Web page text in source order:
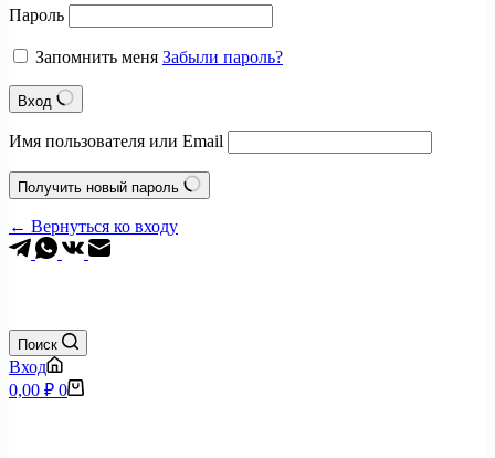
Пароль
Запомнить меня Забыли пароль?
Вход
Имя пользователя или Email
Получить новый пароль
← Вернуться ко входу
Поиск
Вход
Корзина
0,00 ₽ 0